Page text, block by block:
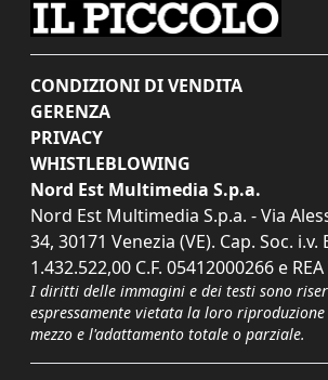
CONDIZIONI DI VENDITA
GERENZA
PRIVACY
WHISTLEBLOWING
Nord Est Multimedia S.p.a.
Nord Est Multimedia S.p.a. - Via
34, 30171 Venezia (VE). Cap. Soc. i.v.
1.432.522,00 C.F. 05412000266 e
I diritti delle immagini e dei testi sono
espressamente vietata la loro
mezzo e l'adattamento totale o parziale.